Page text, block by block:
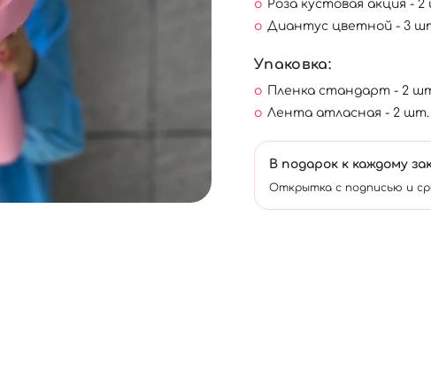
Роза кустовая акция -
Диантус цветной - 3
Упаковка:
Пленка стандарт - 2
Лента атласная - 2 шт.
В подарок к каждому
Открытка с подписью и